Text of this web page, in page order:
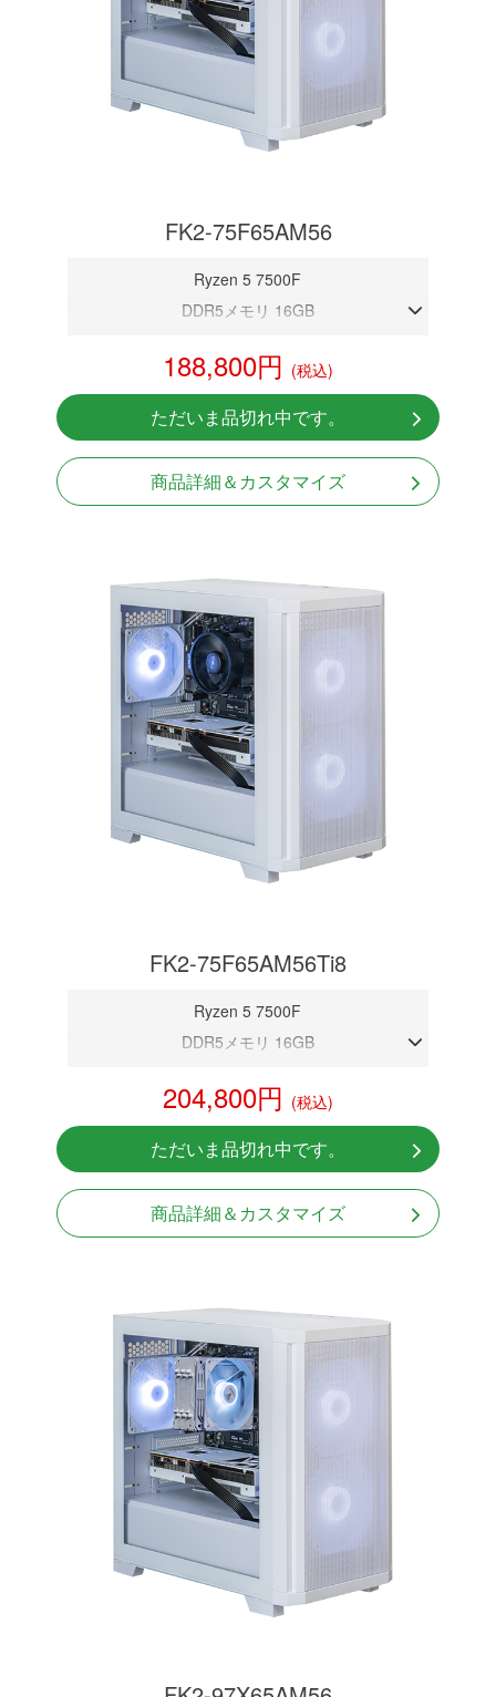
FK2-75F65AM56
Ryzen 5 7500F
DDR5メモリ 16GB
NVMeSSD 1TB
Windows11 Home 64bit
188,800円 (税込)
ただいま品切れ中です。
商品詳細＆カスタマイズ
FK2-75F65AM56Ti8
Ryzen 5 7500F
DDR5メモリ 16GB
NVMeSSD 1TB
Windows11 Home 64bit
204,800円 (税込)
ただいま品切れ中です。
商品詳細＆カスタマイズ